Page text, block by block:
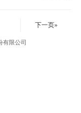
下一页»
有限公司